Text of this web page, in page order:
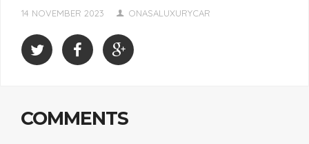
14 NOVEMBER 2023 ONASALUXURYCAR
COMMENTS